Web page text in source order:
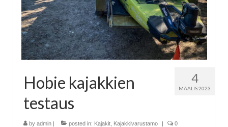
4
MAALIS 2023
Hobie kajakkien
testaus
by admin | posted in: Kajakit Kajakkivarustamo | 0